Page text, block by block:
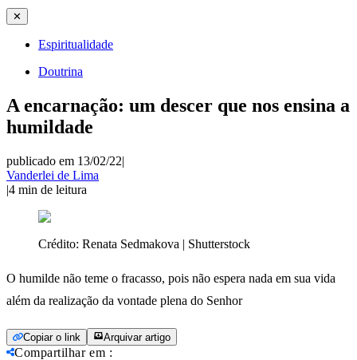
✕
Espiritualidade
Doutrina
A encarnação: um descer que nos ensina a
humildade
publicado em 13/02/22|
Vanderlei de Lima
|4 min de leitura
Crédito: Renata Sedmakova | Shutterstock
O humilde não teme o fracasso, pois não espera nada em sua vida
além da realização da vontade plena do Senhor
Copiar o link Arquivar artigo
Compartilhar em :